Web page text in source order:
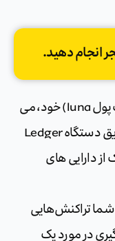
انجام دهید.
در صفحه کیف پول Terra Station (کیف پول luna) خود، می
توانید دارایی های رمزنگاری شده را از طریق دستگاه Ledger
دارایی های
شما تراکنش‌هایی
در مورد یک